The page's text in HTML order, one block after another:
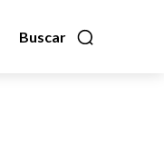
Buscar